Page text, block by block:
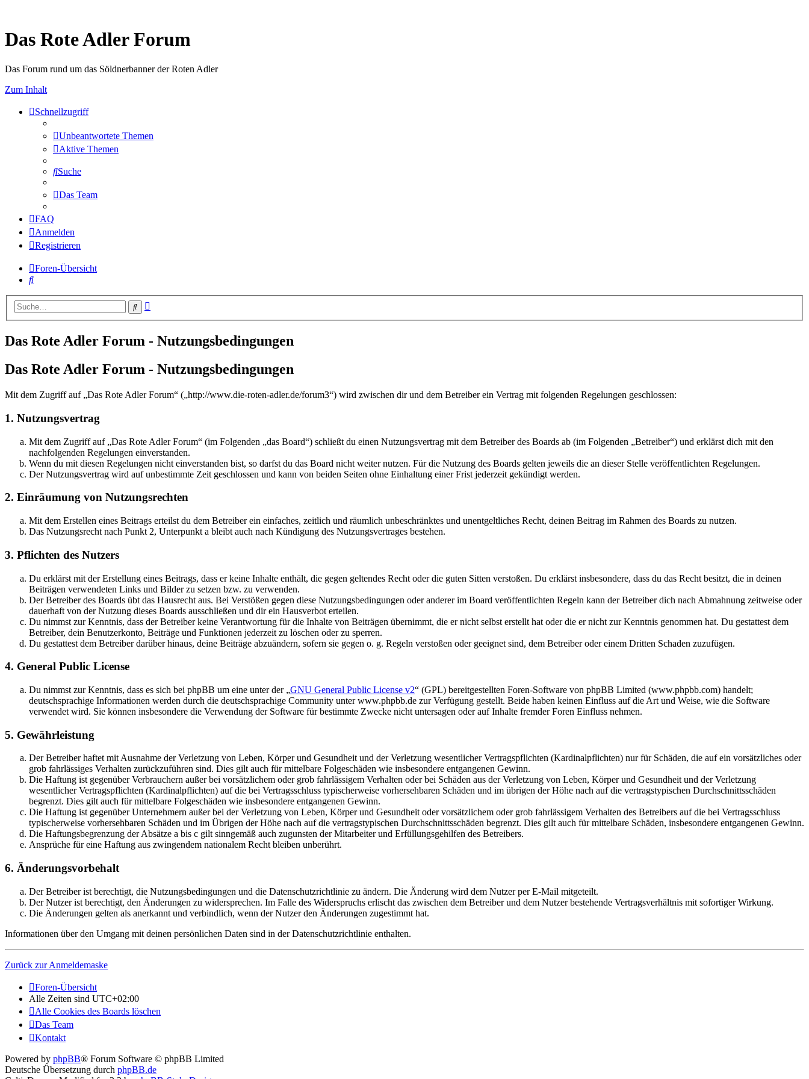
Das Rote Adler Forum
Das Forum rund um das Söldnerbanner der Roten Adler
Zum Inhalt
Schnellzugriff
Unbeantwortete Themen
Aktive Themen
Suche
Das Team
FAQ
Anmelden
Registrieren
Foren-Übersicht
Suche
Suche
Das Rote Adler Forum - Nutzungsbedingungen
Das Rote Adler Forum - Nutzungsbedingungen
Mit dem Zugriff auf „Das Rote Adler Forum“ („http://www.die-roten-adler.de/forum3“) wird zwischen dir und dem Betreiber ein Vertrag mit folgenden Regelungen geschlossen:
1. Nutzungsvertrag
Mit dem Zugriff auf „Das Rote Adler Forum“ (im Folgenden „das Board“) schließt du einen Nutzungsvertrag mit dem Betreiber des Boards ab (im Folgenden „Betreiber“) und erklärst dich mit den
nachfolgenden Regelungen einverstanden.
Wenn du mit diesen Regelungen nicht einverstanden bist, so darfst du das Board nicht weiter nutzen. Für die Nutzung des Boards gelten jeweils die an dieser Stelle veröffentlichten Regelungen.
Der Nutzungsvertrag wird auf unbestimmte Zeit geschlossen und kann von beiden Seiten ohne Einhaltung einer Frist jederzeit gekündigt werden.
2. Einräumung von Nutzungsrechten
Mit dem Erstellen eines Beitrags erteilst du dem Betreiber ein einfaches, zeitlich und räumlich unbeschränktes und unentgeltliches Recht, deinen Beitrag im Rahmen des Boards zu nutzen.
Das Nutzungsrecht nach Punkt 2, Unterpunkt a bleibt auch nach Kündigung des Nutzungsvertrages bestehen.
3. Pflichten des Nutzers
Du erklärst mit der Erstellung eines Beitrags, dass er keine Inhalte enthält, die gegen geltendes Recht oder die guten Sitten verstoßen. Du erklärst insbesondere, dass du das Recht besitzt, die in deinen
Beiträgen verwendeten Links und Bilder zu setzen bzw. zu verwenden.
Der Betreiber des Boards übt das Hausrecht aus. Bei Verstößen gegen diese Nutzungsbedingungen oder anderer im Board veröffentlichten Regeln kann der Betreiber dich nach Abmahnung zeitweise oder
dauerhaft von der Nutzung dieses Boards ausschließen und dir ein Hausverbot erteilen.
Du nimmst zur Kenntnis, dass der Betreiber keine Verantwortung für die Inhalte von Beiträgen übernimmt, die er nicht selbst erstellt hat oder die er nicht zur Kenntnis genommen hat. Du gestattest dem
Betreiber, dein Benutzerkonto, Beiträge und Funktionen jederzeit zu löschen oder zu sperren.
Du gestattest dem Betreiber darüber hinaus, deine Beiträge abzuändern, sofern sie gegen o. g. Regeln verstoßen oder geeignet sind, dem Betreiber oder einem Dritten Schaden zuzufügen.
4. General Public License
Du nimmst zur Kenntnis, dass es sich bei phpBB um eine unter der „GNU General Public License v2“ (GPL) bereitgestellten Foren-Software von phpBB Limited (www.phpbb.com) handelt;
deutschsprachige Informationen werden durch die deutschsprachige Community unter www.phpbb.de zur Verfügung gestellt. Beide haben keinen Einfluss auf die Art und Weise, wie die Software
verwendet wird. Sie können insbesondere die Verwendung der Software für bestimmte Zwecke nicht untersagen oder auf Inhalte fremder Foren Einfluss nehmen.
5. Gewährleistung
Der Betreiber haftet mit Ausnahme der Verletzung von Leben, Körper und Gesundheit und der Verletzung wesentlicher Vertragspflichten (Kardinalpflichten) nur für Schäden, die auf ein vorsätzliches oder
grob fahrlässiges Verhalten zurückzuführen sind. Dies gilt auch für mittelbare Folgeschäden wie insbesondere entgangenen Gewinn.
Die Haftung ist gegenüber Verbrauchern außer bei vorsätzlichem oder grob fahrlässigem Verhalten oder bei Schäden aus der Verletzung von Leben, Körper und Gesundheit und der Verletzung
wesentlicher Vertragspflichten (Kardinalpflichten) auf die bei Vertragsschluss typischerweise vorhersehbaren Schäden und im übrigen der Höhe nach auf die vertragstypischen Durchschnittsschäden
begrenzt. Dies gilt auch für mittelbare Folgeschäden wie insbesondere entgangenen Gewinn.
Die Haftung ist gegenüber Unternehmern außer bei der Verletzung von Leben, Körper und Gesundheit oder vorsätzlichem oder grob fahrlässigem Verhalten des Betreibers auf die bei Vertragsschluss
typischerweise vorhersehbaren Schäden und im Übrigen der Höhe nach auf die vertragstypischen Durchschnittsschäden begrenzt. Dies gilt auch für mittelbare Schäden, insbesondere entgangenen Gewinn.
Die Haftungsbegrenzung der Absätze a bis c gilt sinngemäß auch zugunsten der Mitarbeiter und Erfüllungsgehilfen des Betreibers.
Ansprüche für eine Haftung aus zwingendem nationalem Recht bleiben unberührt.
6. Änderungsvorbehalt
Der Betreiber ist berechtigt, die Nutzungsbedingungen und die Datenschutzrichtlinie zu ändern. Die Änderung wird dem Nutzer per E-Mail mitgeteilt.
Der Nutzer ist berechtigt, den Änderungen zu widersprechen. Im Falle des Widerspruchs erlischt das zwischen dem Betreiber und dem Nutzer bestehende Vertragsverhältnis mit sofortiger Wirkung.
Die Änderungen gelten als anerkannt und verbindlich, wenn der Nutzer den Änderungen zugestimmt hat.
Informationen über den Umgang mit deinen persönlichen Daten sind in der Datenschutzrichtlinie enthalten.
Zurück zur Anmeldemaske
Foren-Übersicht
Alle Zeiten sind UTC+02:00
Alle Cookies des Boards löschen
Das Team
Kontakt
Powered by phpBB® Forum Software © phpBB Limited
Deutsche Übersetzung durch phpBB.de